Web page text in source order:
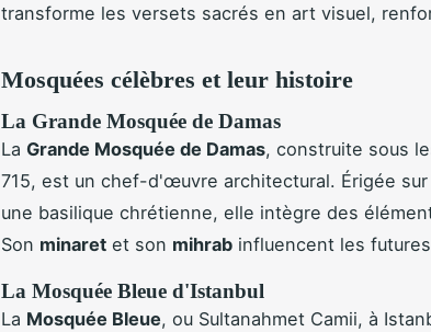
transforme les versets sacrés en art visuel,
Mosquées célèbres et leur histoire
La Grande Mosquée de Damas
La Grande Mosquée de Damas, construite sous
715, est un chef-d'œuvre architectural. Érigée
une basilique chrétienne, elle intègre des
Son minaret et son mihrab influencent les
La Mosquée Bleue d'Istanbul
La Mosquée Bleue, ou Sultanahmet Camii, à